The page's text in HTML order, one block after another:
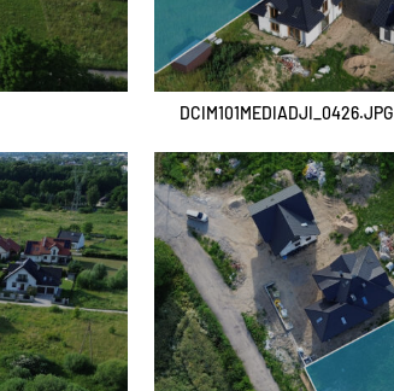
DCIM101MEDIADJI_0426.JPG